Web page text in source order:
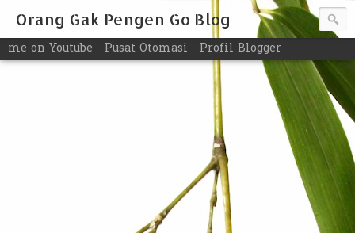
Orang Gak Pengen Go Blog
me on Youtube Pusat Otomasi Profil Blogger